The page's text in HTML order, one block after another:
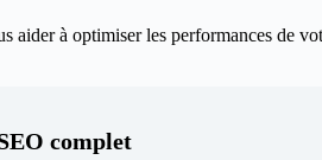
aider à optimiser les performances de
complet